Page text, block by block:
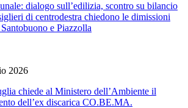
dialogo sull’edilizia, scontro su bilancio
di centrodestra chiedono le dimissioni
e Piazzolla
2026
chiede al Ministero dell’Ambiente il
dell’ex discarica CO.BE.MA.